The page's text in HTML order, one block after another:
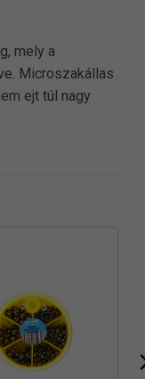
mely a
Microszakállas
ejt túl nagy